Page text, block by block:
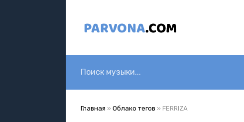
Главная » Облако тегов » FERRIZA